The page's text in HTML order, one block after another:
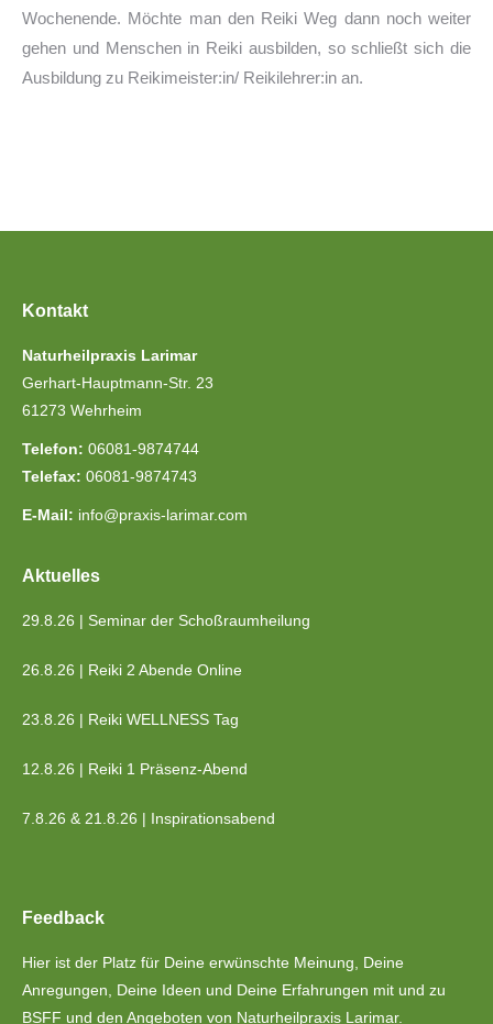
Wochenende. Möchte man den Reiki Weg dann noch weiter
gehen und Menschen in Reiki ausbilden, so schließt sich die
Ausbildung zu Reikimeister:in/ Reikilehrer:in an.
Kontakt
Naturheilpraxis Larimar
Gerhart-Hauptmann-Str. 23
61273 Wehrheim
Telefon: 06081-9874744
Telefax: 06081-9874743
E-Mail: info@praxis-larimar.com
Aktuelles
29.8.26 | Seminar der Schoßraumheilung
26.8.26 | Reiki 2 Abende Online
23.8.26 | Reiki WELLNESS Tag
12.8.26 | Reiki 1 Präsenz-Abend
7.8.26 & 21.8.26 | Inspirationsabend
Feedback
Hier ist der Platz für Deine erwünschte Meinung, Deine
Anregungen, Deine Ideen und Deine Erfahrungen mit und zu
BSFF und den Angeboten von Naturheilpraxis Larimar.